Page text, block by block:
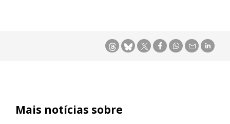
Mais notícias sobre